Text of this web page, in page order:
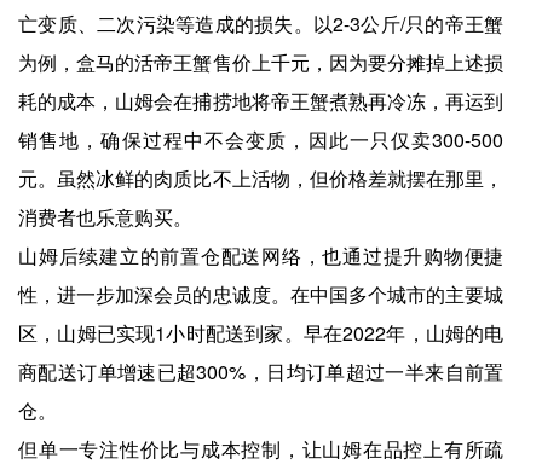
亡变质、二次污染等造成的损失。以2-3公斤/只的帝王蟹
为例，盒马的活帝王蟹售价上千元，因为要分摊掉上述损
耗的成本，山姆会在捕捞地将帝王蟹煮熟再冷冻，再运到
销售地，确保过程中不会变质，因此一只仅卖300-500
元。虽然冰鲜的肉质比不上活物，但价格差就摆在那里，
消费者也乐意购买。
山姆后续建立的前置仓配送网络，也通过提升购物便捷
性，进一步加深会员的忠诚度。在中国多个城市的主要城
区，山姆已实现1小时配送到家。早在2022年，山姆的电
商配送订单增速已超300%，日均订单超过一半来自前置
仓。
但单一专注性价比与成本控制，让山姆在品控上有所疏